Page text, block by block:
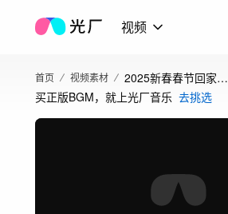
视频
首页 视频素材
2025新春春节回家过
年喜庆大合集元旦
买正版BGM，就上光厂音乐 去挑选